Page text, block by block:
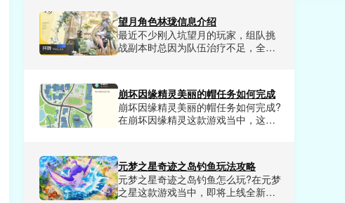
也找不到密码，折腾好久都摸不到通
关的正确思路。很多人试了十几种方
法都卡在这里，一直在找一套零失
133关的通关方法。
望月角色林珑信息介绍
最近不少刚入坑望月的玩家，组队挑
战副本时总因为队伍治疗不足，全员
回血、还能补输出的泛用型人选，折
腾了好久才发现城北街听花说花店的
巽风系角色林珑，是当前版本获取门
林珑的详细信息。
崩坏因缘精灵美丽的帽任务如何完成
崩坏因缘精灵美丽的帽任务如何完成?
在崩坏因缘精灵这款游戏当中，这款
们玩家不仅可以领取到超多福利资
源，还有可以解锁成就奖励。崩坏因
缘精灵美丽的帽任务怎么完成呢?这是
元梦之星奇迹之岛钓鱼玩法攻略
元梦之星奇迹之岛钓鱼怎么玩?在元梦
之星这款游戏当中，即将上线全新玩